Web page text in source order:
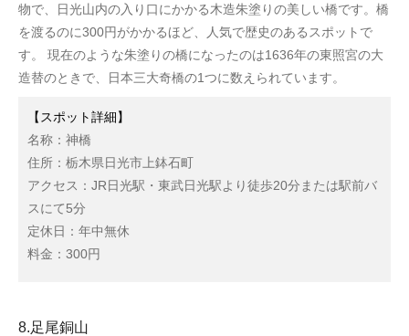
物で、日光山内の入り口にかかる木造朱塗りの美しい橋です。橋
を渡るのに300円がかかるほど、人気で歴史のあるスポットで
す。 現在のような朱塗りの橋になったのは1636年の東照宮の大
造替のときで、日本三大奇橋の1つに数えられています。
【スポット詳細】
名称：神橋
住所：栃木県日光市上鉢石町
アクセス：JR日光駅・東武日光駅より徒歩20分または駅前バ
スにて5分
定休日：年中無休
料金：300円
8.足尾銅山